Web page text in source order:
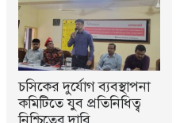
চসিকের দুর্যোগ ব্যবস্থাপনা
কমিটিতে যুব প্রতিনিধিত্ব